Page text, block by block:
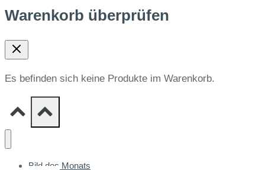
Warenkorb überprüfen
Es befinden sich keine Produkte im Warenkorb.
Bild des Monats